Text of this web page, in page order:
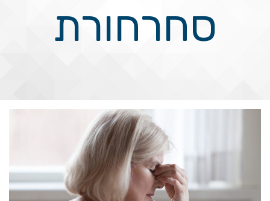
סחרחורת